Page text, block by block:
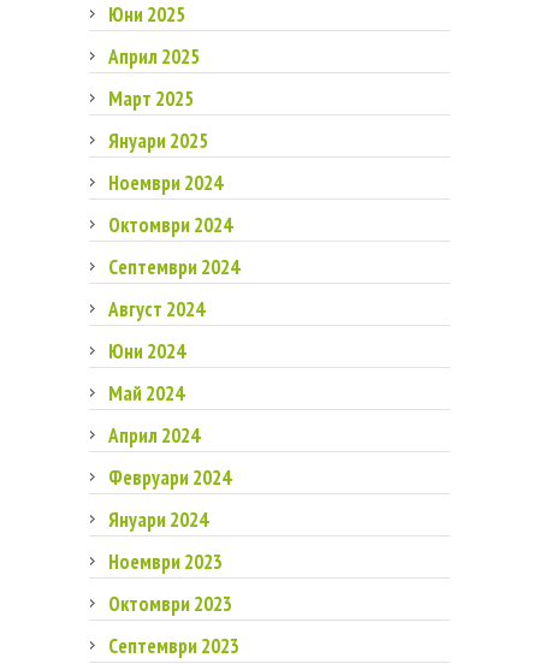
Юни 2025
Април 2025
Март 2025
Януари 2025
Ноември 2024
Октомври 2024
Септември 2024
Август 2024
Юни 2024
Май 2024
Април 2024
Февруари 2024
Януари 2024
Ноември 2023
Октомври 2023
Септември 2023